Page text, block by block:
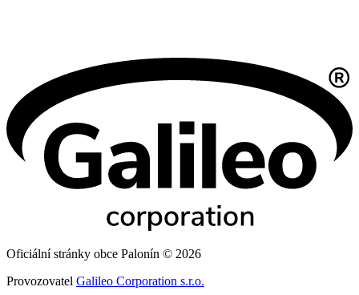
Oficiální stránky obce Palonín © 2026
Provozovatel Galileo Corporation s.r.o.